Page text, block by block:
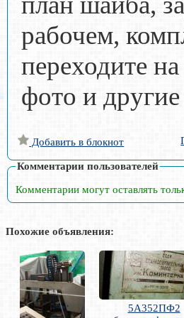
рабочем,
переходите
фото и
Добавить в блокнот
Комментарии пользователей
Комментарии могут оставлять
Похожие объявления:
5А352ПФ2